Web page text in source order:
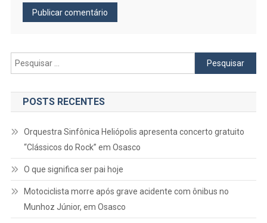
Pesquisar
por:
POSTS RECENTES
Orquestra Sinfônica Heliópolis apresenta concerto gratuito
“Clássicos do Rock” em Osasco
O que significa ser pai hoje
Motociclista morre após grave acidente com ônibus no
Munhoz Júnior, em Osasco